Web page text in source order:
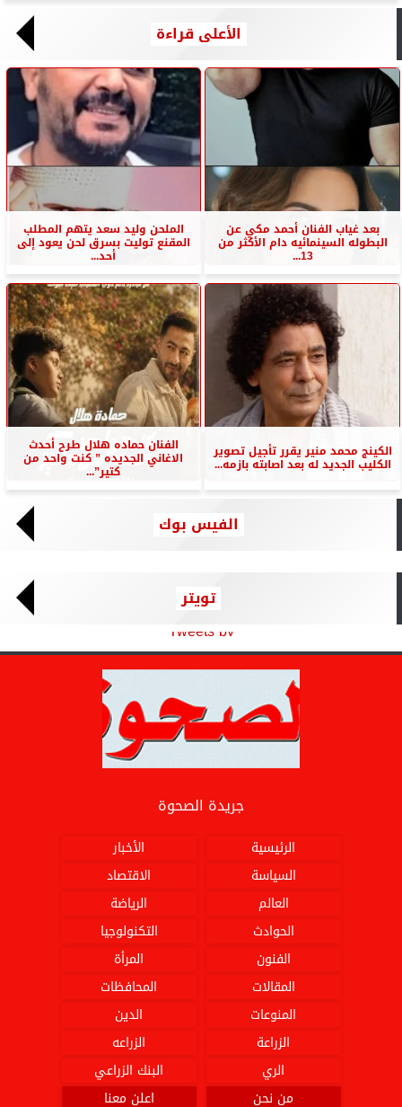
الأعلى قراءة
بعد غياب الفنان أحمد مكي عن
البطوله السينمائيه دام الأكثر من
13...
الملحن وليد سعد يتهم المطلب
المقنع توليت بسرق لحن يعود إلى
أحد...
الكينج محمد منير يقرر تأجيل تصوير
الكليب الجديد له بعد اصابته بازمه...
الفنان حماده هلال طرح أحدث
الاغاني الجديده ” كنت واحد من
كتير”...
الفيس بوك
تويتر
Tweets by
جريدة الصحوة
الرئيسية
الأخبار
السياسة
الاقتصاد
العالم
الرياضة
الحوادث
التكنولوجيا
الفنون
المرأة
المقالات
المحافظات
المنوعات
الدين
الزراعة
الزراعه
الري
البنك الزراعي
من نحن
اعلن معنا